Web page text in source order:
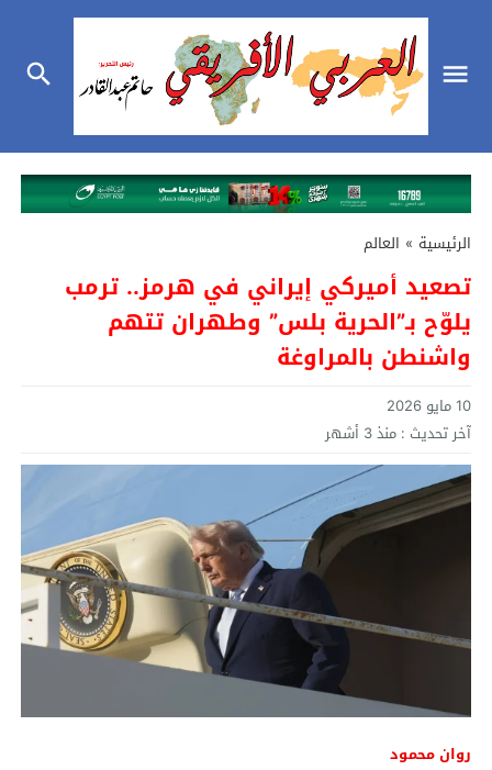
الرئيسية » العالم
تصعيد أميركي إيراني في هرمز.. ترمب
يلوّح بـ”الحرية بلس” وطهران تتهم
واشنطن بالمراوغة
10 مايو 2026
آخر تحديث : منذ 3 أشهر
روان محمود